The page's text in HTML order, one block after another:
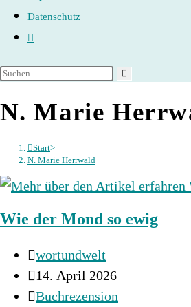
Datenschutz
Website-
umschalten
N. Marie
Start>
N. Marie Herrwald
Wie der Mond so ewig
Beitrags-
Autor:
wortundwelt
Beitrag
veröffentlicht:
14. April 2026
Beitrags-
Buchrezension